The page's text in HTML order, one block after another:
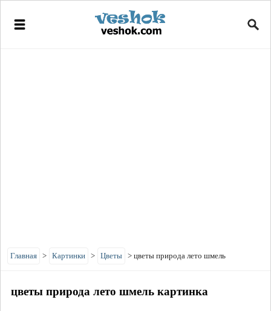
Главная > Картинки > Цветы > цветы природа лето шмель
цветы природа лето шмель картинка